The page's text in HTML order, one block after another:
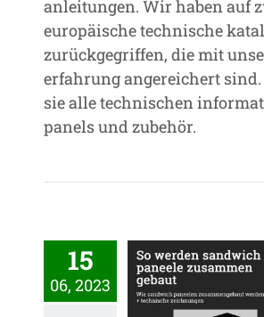
anleitungen. Wir haben auf
europäische technische
zurückgegriffen, die mit
erfahrung angereichert
sie alle technischen
panels und zubehör.
15
06, 2023
sandwich
paneelen